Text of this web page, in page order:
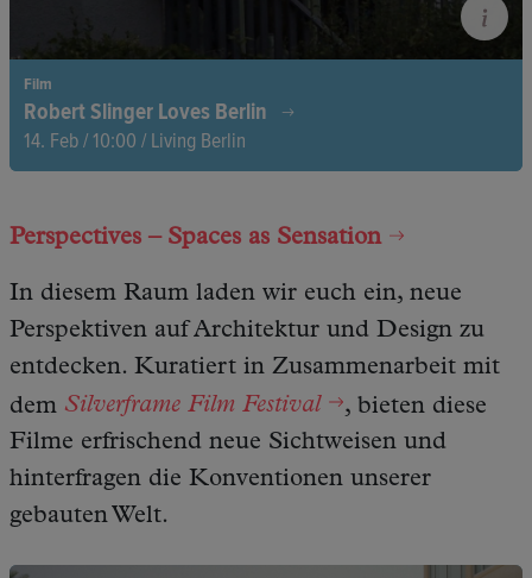
Film
Robert Slinger Loves Berlin
14. Feb / 10:00 / Living Berlin
Kreuzberg trotzt den Konventionen, sperrig, kantig, poetisch.
Perspectives – Spaces as Sensation
In diesem Raum laden wir euch ein, neue
Perspektiven auf Architektur und Design zu
entdecken. Kuratiert in Zusammenarbeit mit
dem Silverframe Film Festival
, bieten diese
Filme erfrischend neue Sichtweisen und
hinterfragen die Konventionen unserer
gebauten Welt.